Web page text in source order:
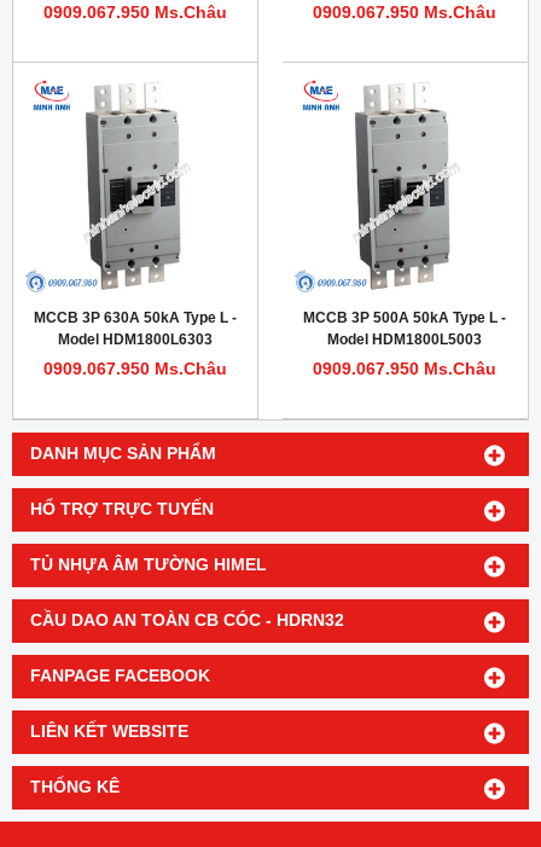
DANH MỤC SẢN PHẨM
HỔ TRỢ TRỰC TUYẾN
TỦ NHỰA ÂM TƯỜNG HIMEL
CẦU DAO AN TOÀN CB CÓC - HDRN32
FANPAGE FACEBOOK
LIÊN KẾT WEBSITE
THỐNG KÊ
0909.067.950 Ms.Châu 0909.067.950 Ms.Châu
MCCB 3P 630A 50kA Type L -
Model HDM1800L6303
0909.067.950 Ms.Châu
MCCB 3P 500A 50kA Type L -
Model HDM1800L5003
0909.067.950 Ms.Châu